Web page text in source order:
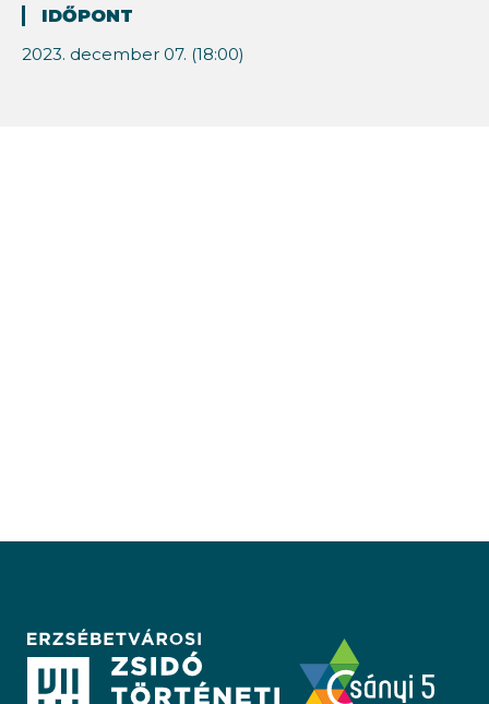
IDŐPONT
2023. december 07. (18:00)